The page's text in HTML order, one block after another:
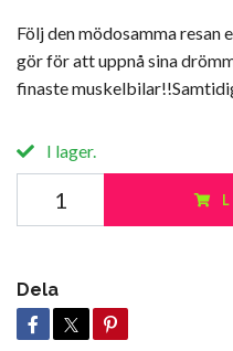
Följ den mödosamma resan
gör för att uppnå sina
finaste
I lager.
Dela